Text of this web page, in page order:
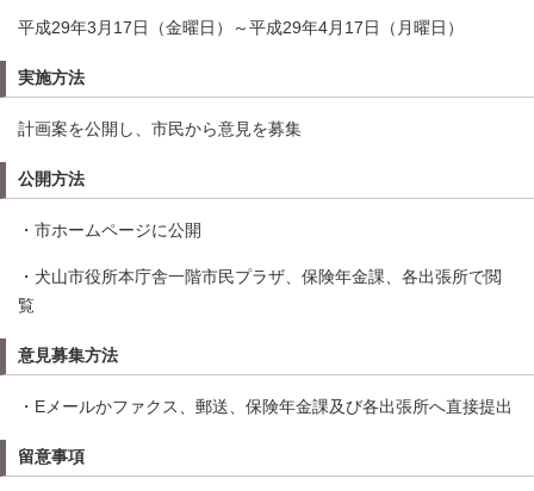
平成29年3月17日（金曜日）～平成29年4月17日（月曜日）
実施方法
計画案を公開し、市民から意見を募集
公開方法
・市ホームページに公開
・犬山市役所本庁舎一階市民プラザ、保険年金課、各出張所で閲
覧
意見募集方法
・Eメールかファクス、郵送、保険年金課及び各出張所へ直接提出
留意事項